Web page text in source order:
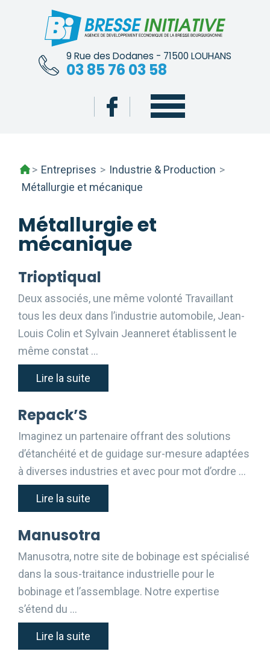
9 Rue des Dodanes - 71500 LOUHANS
03 85 76 03 58
> Entreprises > Industrie & Production >
Métallurgie et mécanique
Métallurgie et
mécanique
Trioptiqual
Deux associés, une même volonté Travaillant
tous les deux dans l’industrie automobile, Jean-
Louis Colin et Sylvain Jeanneret établissent le
même constat …
Lire la suite
Repack’S
Imaginez un partenaire offrant des solutions
d’étanchéité et de guidage sur-mesure adaptées
à diverses industries et avec pour mot d’ordre …
Lire la suite
Manusotra
Manusotra, notre site de bobinage est spécialisé
dans la sous-traitance industrielle pour le
bobinage et l’assemblage. Notre expertise
s’étend du …
Lire la suite